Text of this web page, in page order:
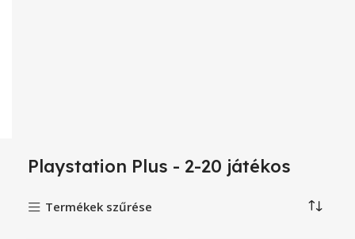
Playstation Plus - 2-20 játékos
Termékek szűrése